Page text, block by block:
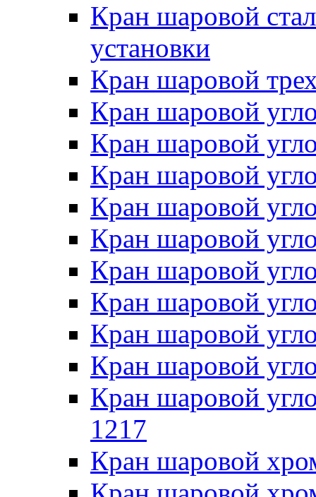
Кран шаровой
установки
Кран шаровой
Кран шаровой
Кран шаровой
Кран шаровой
Кран шаровой
Кран шаровой
Кран шаровой
Кран шаровой
Кран шаровой
Кран шаровой
Кран шаровой
1217
Кран шаровой